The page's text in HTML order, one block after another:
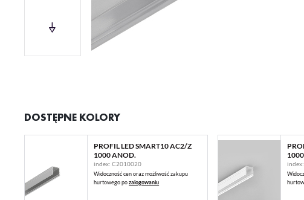
DOSTĘPNE KOLORY
PROFIL LED SMART10 AC2/Z
1000 ANOD.
index: C2010020
Widoczność cen oraz możliwość zakupu
hurtowego pozalogowaniu